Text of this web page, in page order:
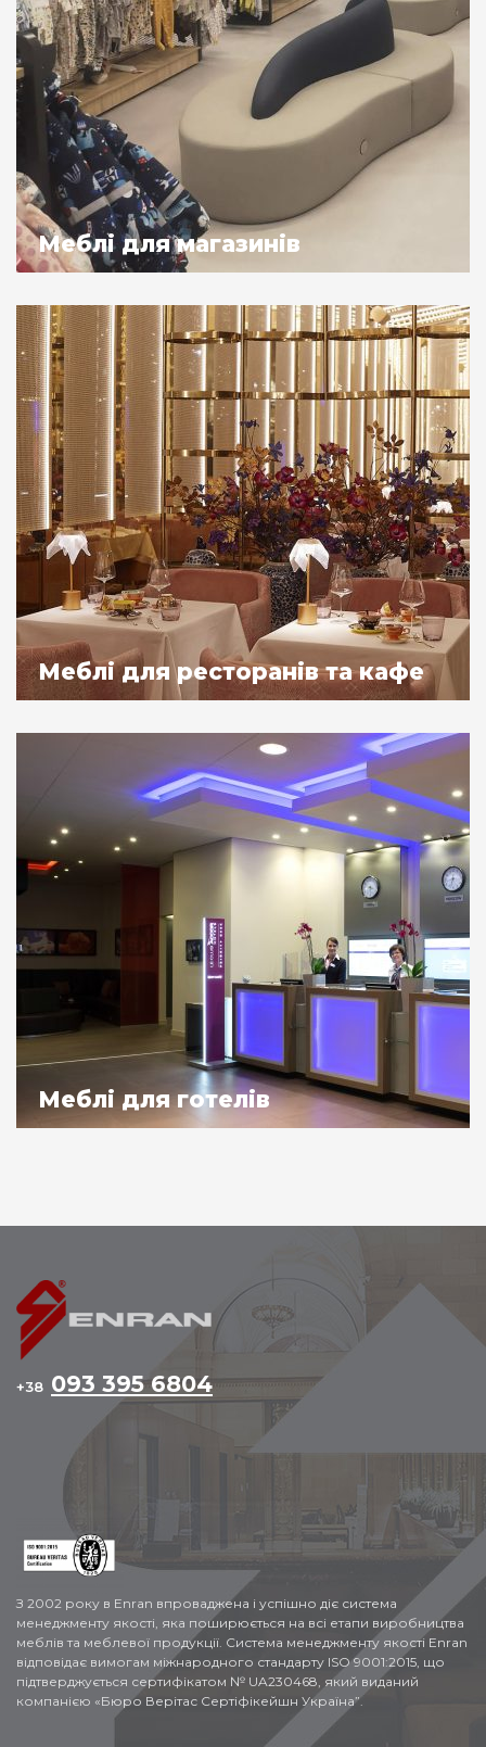
Меблі для магазинів
Меблі для ресторанів та кафе
Меблі для готелів
+38 093 395 6804
З 2002 року в Enran впроваджена і успішно діє система
менеджменту якості, яка поширюється на всі етапи виробництва
меблів та меблевої продукції. Система менеджменту якості Enran
відповідає вимогам міжнародного стандарту ISO 9001:2015, що
підтверджується сертифікатом № UA230468, який виданий
компанією «Бюро Верітас Сертіфікейшн Україна”.